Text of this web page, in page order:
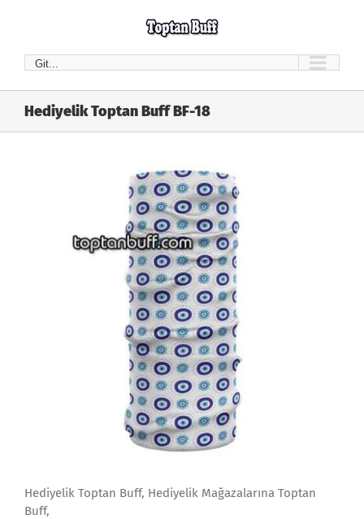
Git...
Hediyelik Toptan Buff BF-18
Hediyelik Toptan Buff, Hediyelik Mağazalarına Toptan
Buff,